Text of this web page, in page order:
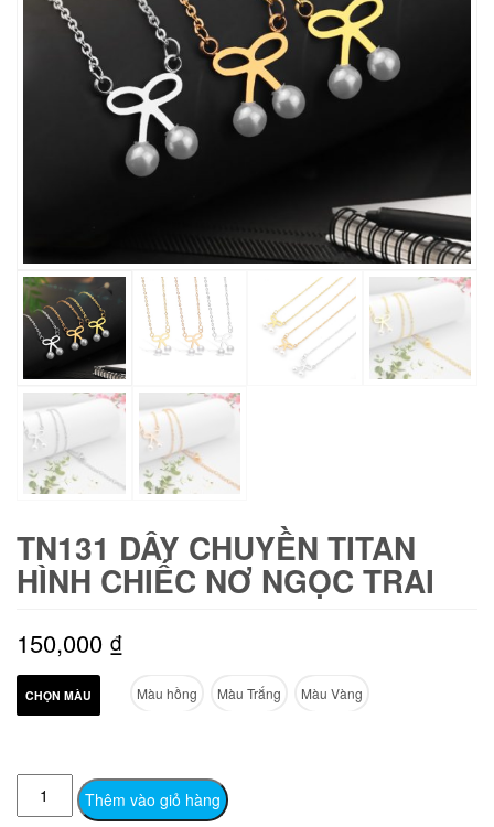
TN131 DÂY CHUYỀN TITAN
HÌNH CHIẾC NƠ NGỌC TRAI
150,000 ₫
CHỌN MÀU Màu hồng Màu Trắng Màu Vàng
TN131
Dây
Thêm vào giỏ hàng